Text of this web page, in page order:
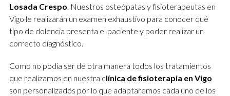
Losada Crespo. Nuestros osteópatas y fisioterapeutas en
Vigo le realizarán un examen exhaustivo para conocer qué
tipo de dolencia presenta el paciente y poder realizar un
correcto diagnóstico.
Como no podía ser de otra manera todos los tratamientos
que realizamos en nuestra clínica de fisioterapia en Vigo
son personalizados por lo que adaptaremos cada uno de los